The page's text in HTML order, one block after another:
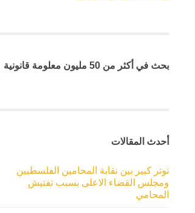
بحث في أكثر من 50 مليون معلومة قانونية
أحدث المقالات
توتر كبير بين نقابة المحامين الفلسطيين
ومجلس القضاء الاعلى بسبب تفتيش
المحامي